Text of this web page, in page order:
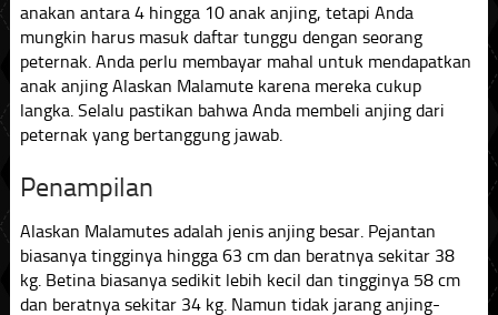
anakan antara 4 hingga 10 anak anjing, tetapi Anda
mungkin harus masuk daftar tunggu dengan seorang
peternak. Anda perlu membayar mahal untuk mendapatkan
anak anjing Alaskan Malamute karena mereka cukup
langka. Selalu pastikan bahwa Anda membeli anjing dari
peternak yang bertanggung jawab.
Penampilan
Alaskan Malamutes adalah jenis anjing besar. Pejantan
biasanya tingginya hingga 63 cm dan beratnya sekitar 38
kg. Betina biasanya sedikit lebih kecil dan tingginya 58 cm
dan beratnya sekitar 34 kg. Namun tidak jarang anjing-